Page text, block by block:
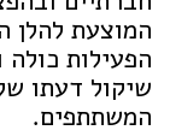
המוצעת להלן
הפעילות כולה
שיקול דעתו
המשתתפים.